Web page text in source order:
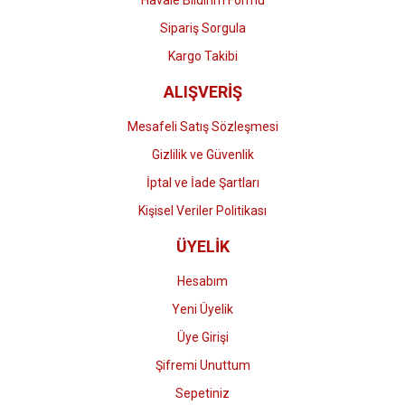
Gönder
Sipariş Sorgula
Kargo Takibi
ALIŞVERİŞ
Mesafeli Satış Sözleşmesi
Gizlilik ve Güvenlik
İptal ve İade Şartları
Kişisel Veriler Politikası
ÜYELİK
Hesabım
Yeni Üyelik
Üye Girişi
Şifremi Unuttum
Sepetiniz